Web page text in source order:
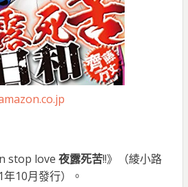
stop love 夜露死苦!!》（綾小路
10月發行）。